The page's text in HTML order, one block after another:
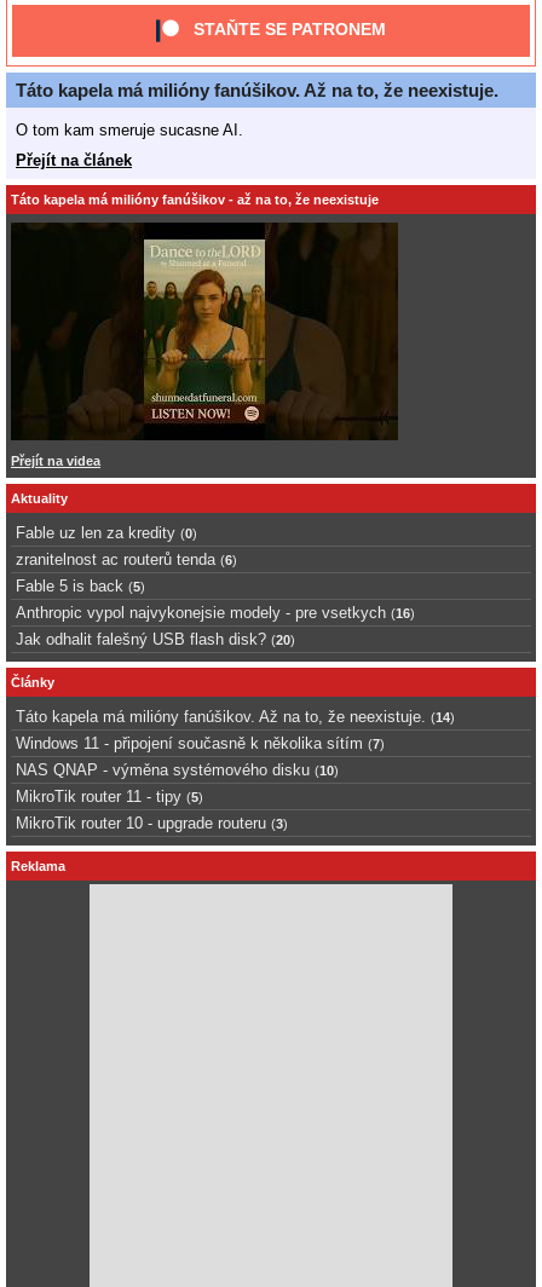
STAŇTE SE PATRONEM
Táto kapela má milióny fanúšikov. Až na to, že neexistuje.
O tom kam smeruje sucasne AI.
Přejít na článek
Táto kapela má milióny fanúšikov - až na to, že neexistuje
Přejít na videa
Aktuality
Fable uz len za kredity (0)
zranitelnost ac routerů tenda (6)
Fable 5 is back (5)
Anthropic vypol najvykonejsie modely - pre vsetkych (16)
Jak odhalit falešný USB flash disk? (20)
Články
Táto kapela má milióny fanúšikov. Až na to, že neexistuje. (14)
Windows 11 - připojení současně k několika sítím (7)
NAS QNAP - výměna systémového disku (10)
MikroTik router 11 - tipy (5)
MikroTik router 10 - upgrade routeru (3)
Reklama